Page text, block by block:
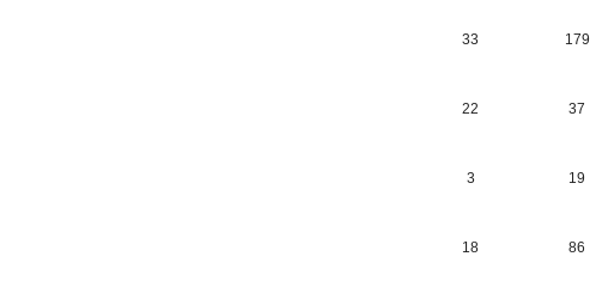
33 179
22 37
3 19
18 86